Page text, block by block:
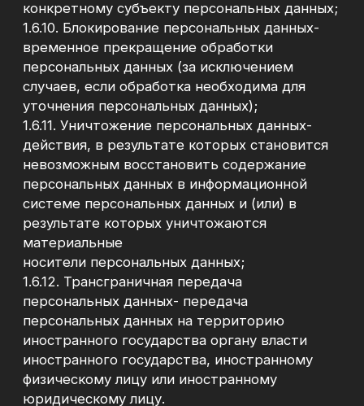
содержащимся на Сайте;
2.1.4. Информирование Пользователей о
товарах, услугах, рекламных и
иных мероприятиях Оператора;
2.1.5. Установление обратной связи с
2.1.6. Консультирование Пользователей и
предоставление информации об услугах
Оператора.
2.1.7. Анализ потребностей и задач
Пользователей.
2.1.8. Улучшение качества работы Сайта и
2.1.9. Проведение маркетинговых и
рекламных коммуникаций при наличии
согласия Пользователя.
2.1.10. Иные цели, необходимые для
соблюдения Оператором законодательства о
персональных данных.
3. Категории обрабатываемых персональных
данных:
3.1. Оператор обрабатывает следующие
персональные данные
Пользователей:
фамилия, имя, отчество;
номера телефонов;
название компании;